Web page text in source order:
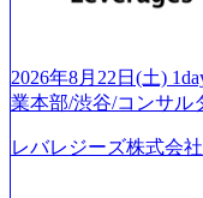
アコンサルタント プ
トの一領域を担う。
ィスカッションペ ー
は2019年11月に設立
ります。 事業・組織
や組織がスケールし
す。 (1)既存または新
戦略」等のコンサル
トは各業界上位5社を
「新規事業戦略」「
社「ARISE analytics
ジタル人材育成の支
centure.com/content/
いて (https://
2026年8月22日(土)
業本部/渋谷/コンサル
レバレジーズ株式会社